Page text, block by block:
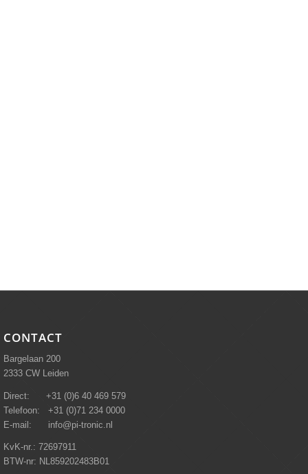
CONTACT
Bargelaan 200
2333 CW Leiden
Direct: +31 (0)6 40 469 579
Telefoon: +31 (0)71 234 0000
E-mail: info@pi-tronic.nl
KvK-nr.: 72697911
BTW-nr: NL859202483B01